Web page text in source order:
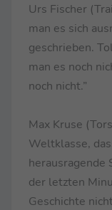
Urs Fischer
man es sich
geschrieben.
man es noch
noch nicht.”
Max Kruse
Weltklasse,
herausragende
der letzten
Geschichte